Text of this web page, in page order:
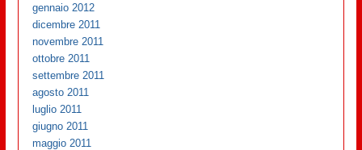
gennaio 2012
dicembre 2011
novembre 2011
ottobre 2011
settembre 2011
agosto 2011
luglio 2011
giugno 2011
maggio 2011